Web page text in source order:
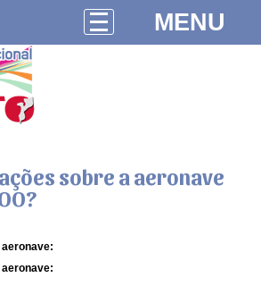
MENU
sobre a aeronave
aeronave:
aeronave: